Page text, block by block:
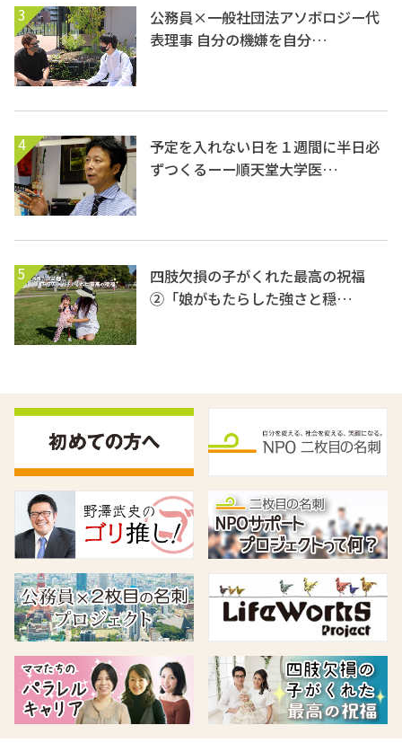
3
公務員×一般社団法アソボロジー代
表理事 自分の機嫌を自分…
4
予定を入れない日を１週間に半日必
ずつくるーー順天堂大学医…
5
四肢欠損の子がくれた最高の祝福
②「娘がもたらした強さと穏…